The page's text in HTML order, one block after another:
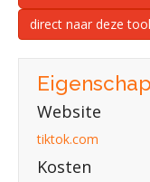
direct naar deze
Website
tiktok.com
Kosten